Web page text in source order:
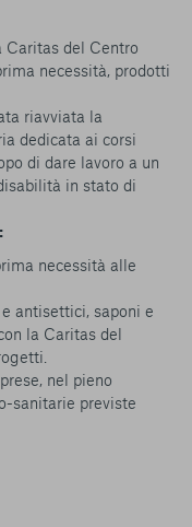
può
mie scelte”, la
salvata. Se non è
questo pulsante
informazioni, è
informazioni
Caritas del Centro
necessità, prodotti
riavviata la
dedicata ai corsi
di dare lavoro a un
in stato di
necessità alle
antisettici, saponi e
la Caritas del
nel pieno
sanitarie previste